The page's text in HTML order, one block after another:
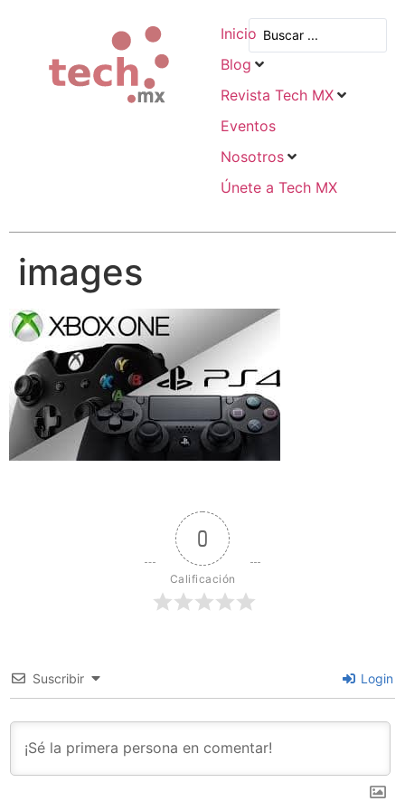
Inicio
Blog
Revista Tech MX
Eventos
Nosotros
Únete a Tech MX
images
0
Calificación
Suscribir Login